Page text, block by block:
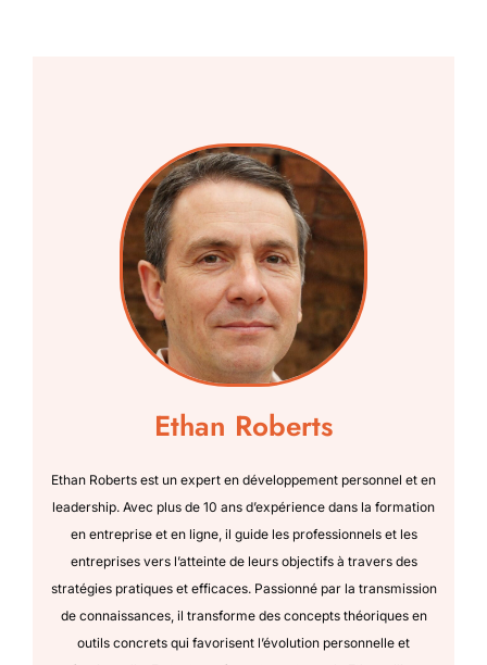
Ethan Roberts
Ethan Roberts est un expert en développement personnel et en
leadership. Avec plus de 10 ans d’expérience dans la formation
en entreprise et en ligne, il guide les professionnels et les
entreprises vers l’atteinte de leurs objectifs à travers des
stratégies pratiques et efficaces. Passionné par la transmission
de connaissances, il transforme des concepts théoriques en
outils concrets qui favorisent l’évolution personnelle et